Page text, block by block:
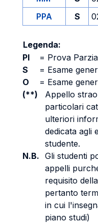
PPA
S
Legenda:
PI
= Prova
S
= Esame
O
= Esame
(**)
Appello
particolari
ulteriori
dedicata agli
studente.
N.B. Gli studenti
appelli
requisito
pertanto
in cui
piano studi)